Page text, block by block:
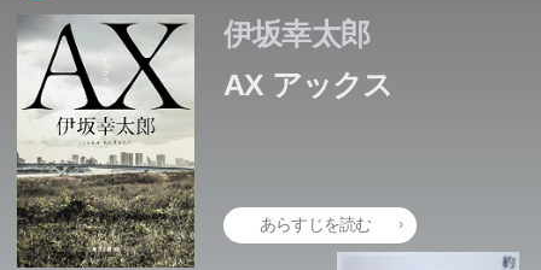
伊坂幸太郎
AX アックス
あらすじを読む